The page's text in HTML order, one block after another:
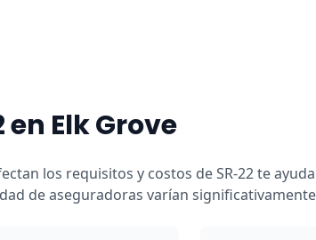
Elk Grove
los requisitos y costos de SR-22 te
de aseguradoras varían